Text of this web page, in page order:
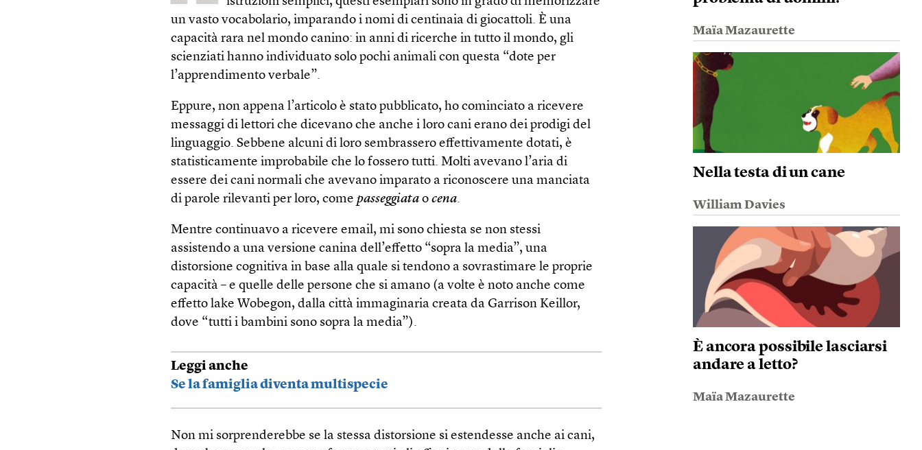
un vasto vocabolario, imparando i nomi di centinaia di giocattoli. È una
capacità rara nel mondo canino: in anni di ricerche in tutto il mondo, gli
scienziati hanno individuato solo pochi animali con questa “dote per
l’apprendimento verbale”.
Eppure, non appena l’articolo è stato pubblicato, ho cominciato a ricevere
messaggi di lettori che dicevano che anche i loro cani erano dei prodigi del
linguaggio. Sebbene alcuni di loro sembrassero effettivamente dotati, è
statisticamente improbabile che lo fossero tutti. Molti avevano l’aria di
essere dei cani normali che avevano imparato a riconoscere una manciata
di parole rilevanti per loro, comepasseggiata ocena.
Mentre continuavo a ricevere email, mi sono chiesta se non stessi
assistendo a una versione canina dell’effetto “sopra la media”, una
distorsione cognitiva in base alla quale si tendono a sovrastimare le proprie
capacità – e quelle delle persone che si amano (a volte è noto anche come
effetto lake Wobegon, dalla città immaginaria creata da Garrison Keillor,
dove “tutti i bambini sono sopra la media”).
Leggi anche
Se la famiglia diventa multispecie
Non mi sorprenderebbe se la stessa distorsione si estendesse anche ai cani,
Maïa Mazaurette
Nella testa di un cane
William Davies
È ancora possibile lasciarsi
andare a letto?
Maïa Mazaurette